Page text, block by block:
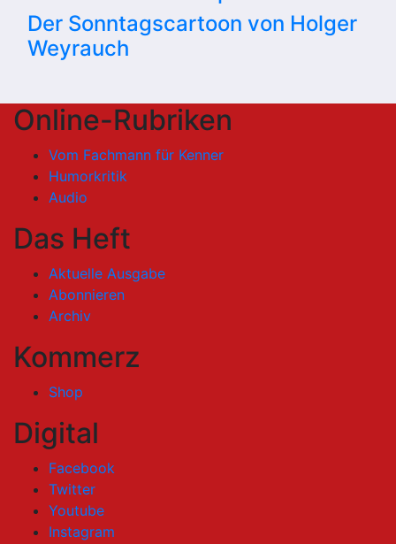
Der Sonntagscartoon von Holger
Weyrauch
Online-Rubriken
Vom Fachmann für Kenner
Humorkritik
Audio
Das Heft
Aktuelle Ausgabe
Abonnieren
Archiv
Kommerz
Shop
Digital
Facebook
Twitter
Youtube
Instagram